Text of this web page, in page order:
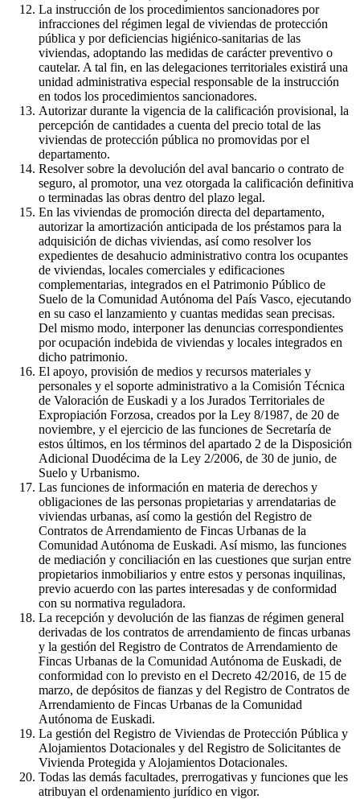
La instrucción de los procedimientos sancionadores por
infracciones del régimen legal de viviendas de protección
pública y por deficiencias higiénico-sanitarias de las
viviendas, adoptando las medidas de carácter preventivo o
cautelar. A tal fin, en las delegaciones territoriales existirá una
unidad administrativa especial responsable de la instrucción
en todos los procedimientos sancionadores.
Autorizar durante la vigencia de la calificación provisional, la
percepción de cantidades a cuenta del precio total de las
viviendas de protección pública no promovidas por el
departamento.
Resolver sobre la devolución del aval bancario o contrato de
seguro, al promotor, una vez otorgada la calificación definitiva
o terminadas las obras dentro del plazo legal.
En las viviendas de promoción directa del departamento,
autorizar la amortización anticipada de los préstamos para la
adquisición de dichas viviendas, así como resolver los
expedientes de desahucio administrativo contra los ocupantes
de viviendas, locales comerciales y edificaciones
complementarias, integrados en el Patrimonio Público de
Suelo de la Comunidad Autónoma del País Vasco, ejecutando
en su caso el lanzamiento y cuantas medidas sean precisas.
Del mismo modo, interponer las denuncias correspondientes
por ocupación indebida de viviendas y locales integrados en
dicho patrimonio.
El apoyo, provisión de medios y recursos materiales y
personales y el soporte administrativo a la Comisión Técnica
de Valoración de Euskadi y a los Jurados Territoriales de
Expropiación Forzosa, creados por la Ley 8/1987, de 20 de
noviembre, y el ejercicio de las funciones de Secretaría de
estos últimos, en los términos del apartado 2 de la Disposición
Adicional Duodécima de la Ley 2/2006, de 30 de junio, de
Suelo y Urbanismo.
Las funciones de información en materia de derechos y
obligaciones de las personas propietarias y arrendatarias de
viviendas urbanas, así como la gestión del Registro de
Contratos de Arrendamiento de Fincas Urbanas de la
Comunidad Autónoma de Euskadi. Así mismo, las funciones
de mediación y conciliación en las cuestiones que surjan entre
propietarios inmobiliarios y entre estos y personas inquilinas,
previo acuerdo con las partes interesadas y de conformidad
con su normativa reguladora.
La recepción y devolución de las fianzas de régimen general
derivadas de los contratos de arrendamiento de fincas urbanas
y la gestión del Registro de Contratos de Arrendamiento de
Fincas Urbanas de la Comunidad Autónoma de Euskadi, de
conformidad con lo previsto en el Decreto 42/2016, de 15 de
marzo, de depósitos de fianzas y del Registro de Contratos de
Arrendamiento de Fincas Urbanas de la Comunidad
Autónoma de Euskadi.
La gestión del Registro de Viviendas de Protección Pública y
Alojamientos Dotacionales y del Registro de Solicitantes de
Vivienda Protegida y Alojamientos Dotacionales.
Todas las demás facultades, prerrogativas y funciones que les
atribuyan el ordenamiento jurídico en vigor.